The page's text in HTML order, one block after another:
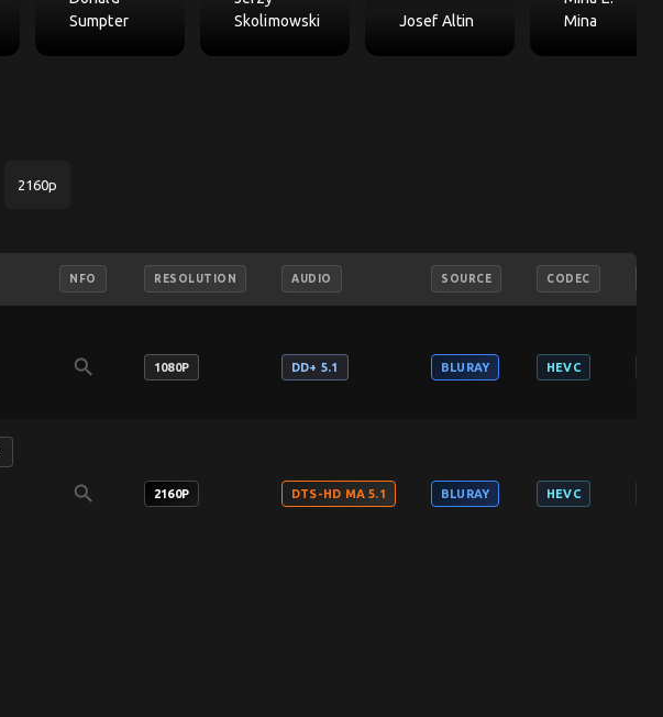
Sumpter
Skolimowski
Josef Altin
Mina
2160p
NFO RESOLUTION AUDIO SOURCE CODEC
search 1080P DD+ 5.1 BLURAY HEVC
search 2160P DTS-HD MA 5.1 BLURAY HEVC